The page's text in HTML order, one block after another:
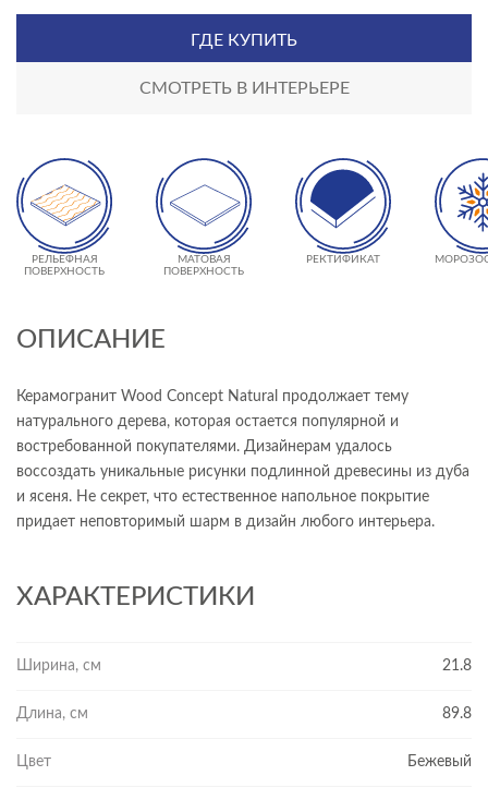
ГДЕ КУПИТЬ
СМОТРЕТЬ В ИНТЕРЬЕРЕ
РЕЛЬЕФНАЯ
ПОВЕРХНОСТЬ
МАТОВАЯ
ПОВЕРХНОСТЬ
РЕКТИФИКАТ
ОПИСАНИЕ
Керамогранит Wood Concept Natural продолжает тему
натурального дерева, которая остается популярной и
востребованной покупателями. Дизайнерам удалось
воссоздать уникальные рисунки подлинной древесины из дуба
и ясеня. Не секрет, что естественное напольное покрытие
придает неповторимый шарм в дизайн любого интерьера.
ХАРАКТЕРИСТИКИ
Ширина, см 21.8
Длина, см 89.8
Цвет Бежевый